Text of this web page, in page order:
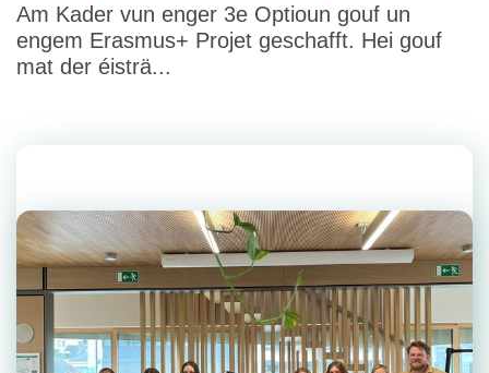
Am Kader vun enger 3e Optioun gouf un
engem Erasmus+ Projet geschafft. Hei gouf
mat der éisträ...